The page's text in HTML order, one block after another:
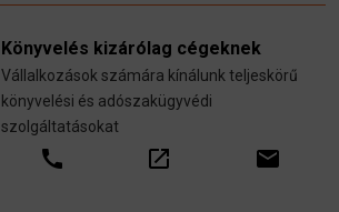
Könyvelés kizárólag cégeknek
Vállalkozások számára kínálunk teljeskörű
könyvelési és adószakügyvédi
szolgáltatásokat
call open_in_new email